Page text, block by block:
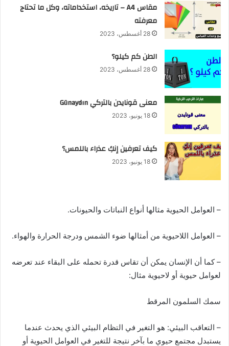
مقاس A4 – تاريخه، استخداماته، وكل ما تحتاج
معرفته
28 أغسطس، 2023
الطن كم كيلو؟
28 أغسطس، 2023
معنى قونايدن بالتركي Günaydın
18 يونيو، 2023
كيف تعرفين إنكِ عذراء باللمس؟
18 يونيو، 2023
– العوامل الحيوية مثالها أنواع النباتات والحيونات.
– العوامل اللاحيوية من أمثالها ضوء الشمس ودرجة الحرارة والهواء.
– كما أن الإنسان يمكن أن تقاس قدرة تحمله على البقاء عند تعرضه
لعوامل حيوية أو لاحيوية مثال:
سمك السلمون المرقط
– التعاقب البيئي: هو التغير في التظام البيئي الذي يحدث عندما
يستبدل مجتمع حيوي ما بآخر نتيجة للتغير في العوامل الحيوية أو